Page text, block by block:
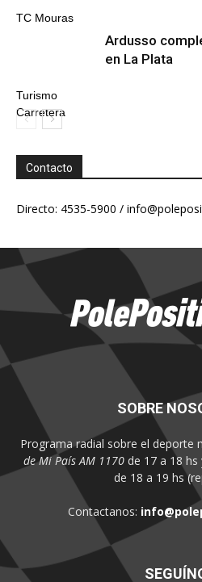
TC Mouras
Turismo
Carretera
Ardusso
en La Plata
Contacto
Directo: 4535-5900 /
SOBRE
Programa radial sobre el deporte
de Mi País AM 1170de 17 a 18 hs
de 18 a 19 hs
Contactanos: